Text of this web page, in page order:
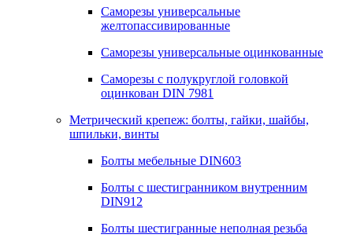
Саморезы универсальные
желтопассивированные
Саморезы универсальные оцинкованные
Саморезы с полукруглой головкой
оцинкован DIN 7981
Метрический крепеж: болты, гайки, шайбы,
шпильки, винты
Болты мебельные DIN603
Болты с шестигранником внутренним
DIN912
Болты шестигранные неполная резьба